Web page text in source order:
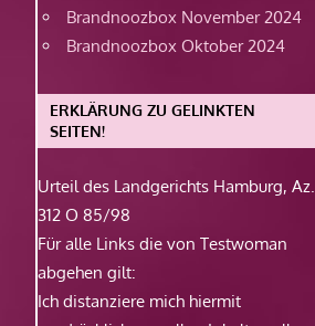
Brandnoozbox November 2024
Brandnoozbox Oktober 2024
ERKLÄRUNG ZU GELINKTEN
SEITEN!
Urteil des Landgerichts Hamburg, Az.
312 O 85/98
Für alle Links die von Testwoman
abgehen gilt:
Ich distanziere mich hiermit